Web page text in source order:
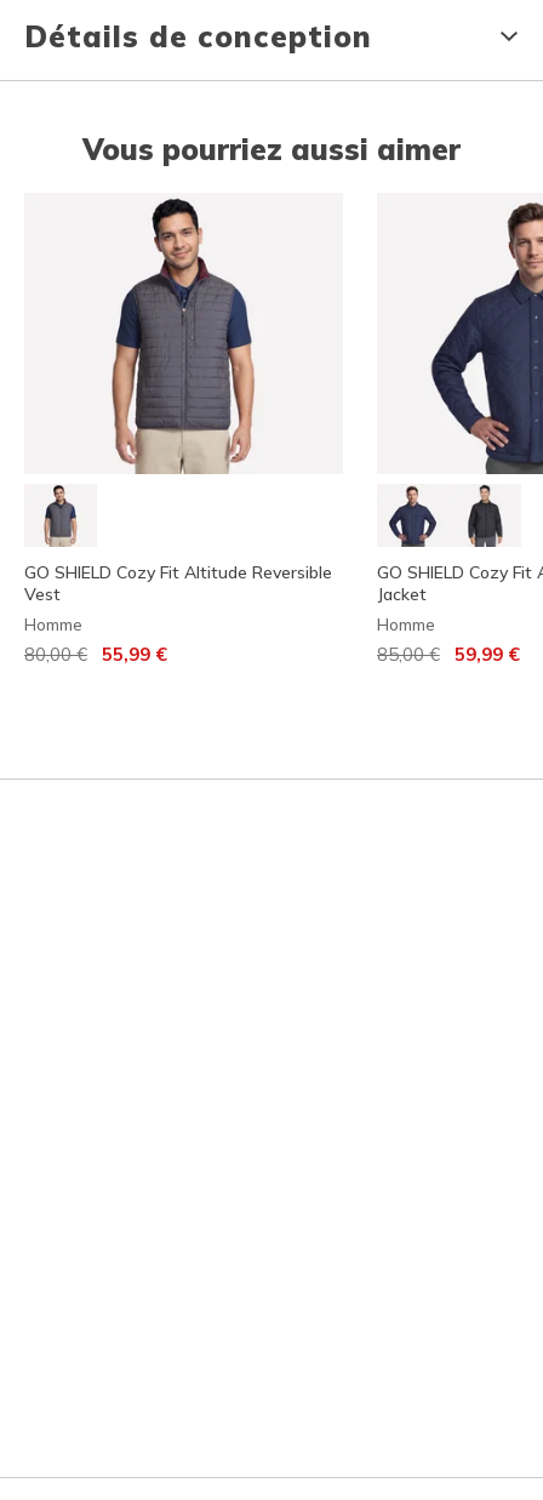
Détails de conception
Vous pourriez aussi aimer
GO SHIELD Cozy Fit Altitude Reversible
Vest
Homme
Prix réduit de
80,00 € 55,99 €
GO SHIELD Cozy
Jacket
Homme
Prix réduit de
85,00 €à 59,99 €